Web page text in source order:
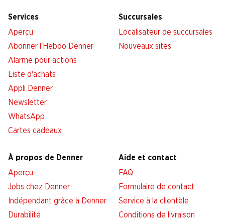
Services
Aperçu
Abonner l'Hebdo Denner
Alarme pour actions
Liste d'achats
Appli Denner
Newsletter
WhatsApp
Cartes cadeaux
Succursales
Localisateur de succursales
Nouveaux sites
À propos de Denner
Aperçu
Jobs chez Denner
Indépendant grâce à Denner
Durabilité
Aide et contact
FAQ
Formulaire de contact
Service à la clientèle
Conditions de livraison